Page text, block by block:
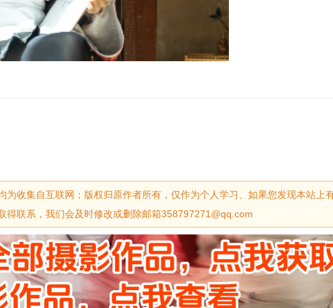
为收集自互联网；版权归原作者所有，仅作为个人学习、如果您发现本站上
得联系，我们会及时修改或删除邮箱358797271@qq.com